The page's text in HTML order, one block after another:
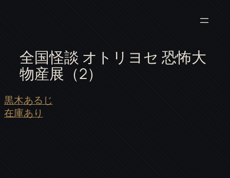
全国怪談 オトリヨセ 恐怖大
物産展（2）
黒木あるじ
在庫あり